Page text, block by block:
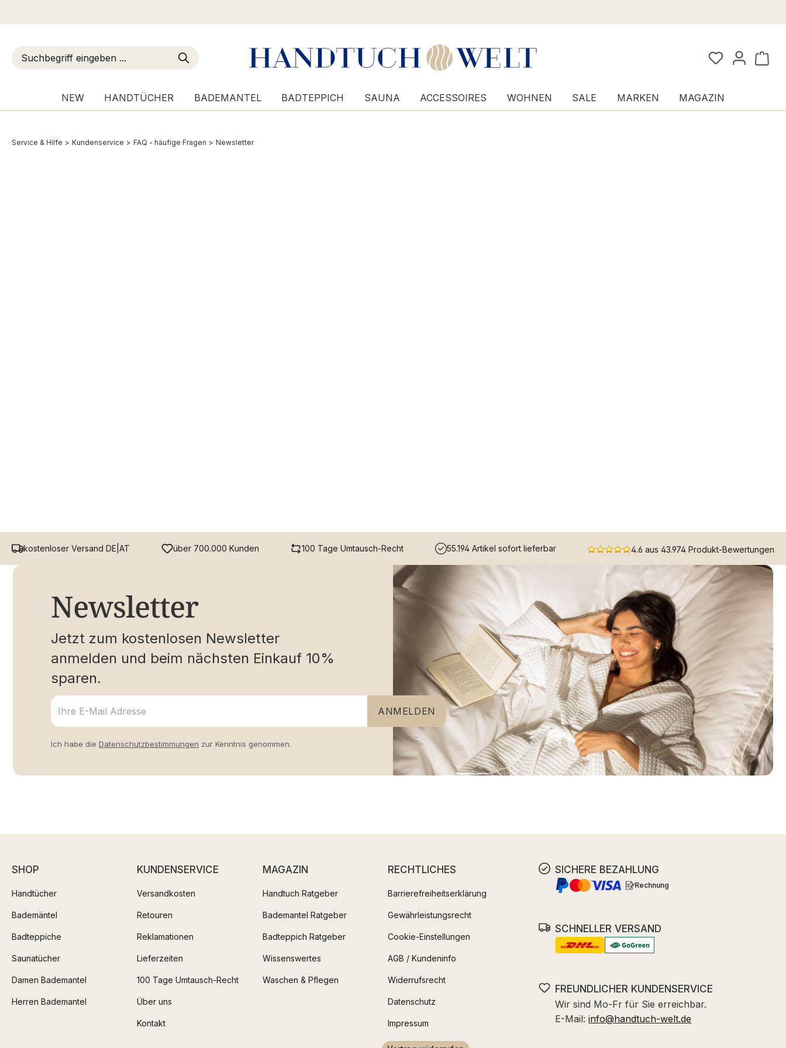
NEW HANDTÜCHER BADEMANTEL BADTEPPICH SAUNA ACCESSOIRES WOHNEN SALE MARKEN MAGAZIN
Service & Hilfe > Kundenservice > FAQ - häufige Fragen > Newsletter
kostenloser Versand DE|AT über 700.000 Kunden 100 Tage Umtausch-Recht 55.194 Artikel sofort lieferbar 4.6 aus 43.974 Produkt-Bewertungen
Newsletter
Jetzt zum kostenlosen Newsletter
anmelden und beim nächsten Einkauf 10%
sparen.
ANMELDEN
Ich habe die Datenschutzbestimmungen zur Kenntnis genommen.
SHOP
Handtücher
Bademäntel
Badteppiche
Saunatücher
Damen Bademantel
Herren Bademantel
KUNDENSERVICE
Versandkosten
Retouren
Reklamationen
Lieferzeiten
100 Tage Umtausch-Recht
Über uns
Kontakt
MAGAZIN
Handtuch Ratgeber
Bademantel Ratgeber
Badteppich Ratgeber
Wissenswertes
Waschen & Pflegen
RECHTLICHES
Barrierefreiheitserklärung
Gewährleistungsrecht
Cookie-Einstellungen
AGB / Kundeninfo
Widerrufsrecht
Datenschutz
Impressum
SICHERE BEZAHLUNG
Rechnung
SCHNELLER VERSAND
FREUNDLICHER KUNDENSERVICE
Wir sind Mo-Fr für Sie erreichbar.
E-Mail:info@handtuch-welt.de